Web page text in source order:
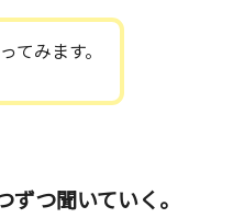
てみます。
つ聞いていく。